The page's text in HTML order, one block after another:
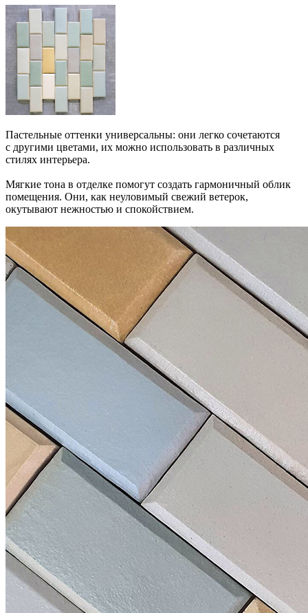
Пастельные оттенки универсальны: они легко сочетаются
с другими цветами, их можно использовать в различных
стилях интерьера.
Мягкие тона в отделке помогут создать гармоничный облик
помещения. Они, как неуловимый свежий ветерок,
окутывают нежностью и спокойствием.